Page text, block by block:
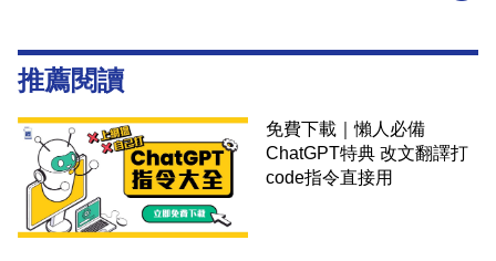
推薦閱讀
免費下載｜懶人必備
ChatGPT特典 改文翻譯打
code指令直接用